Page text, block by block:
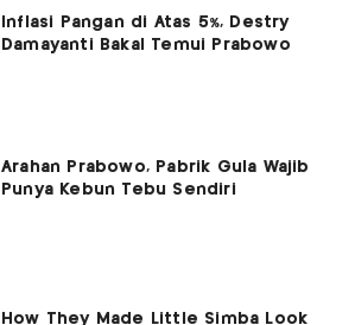
Inflasi Pangan di Atas 5%, Destry
Damayanti Bakal Temui Prabowo
Arahan Prabowo, Pabrik Gula Wajib
Punya Kebun Tebu Sendiri